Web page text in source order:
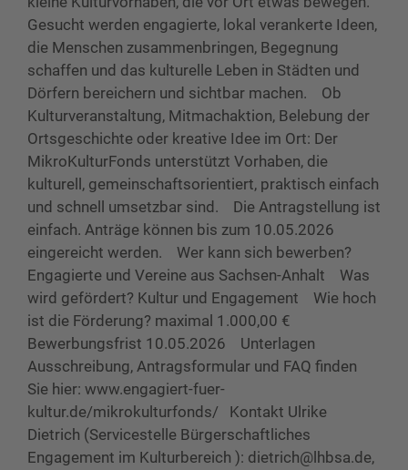
Gesucht werden engagierte, lokal verankerte Ideen,
die Menschen zusammenbringen, Begegnung
schaffen und das kulturelle Leben in Städten und
Dörfern bereichern und sichtbar machen. Ob
Kulturveranstaltung, Mitmachaktion, Belebung der
Ortsgeschichte oder kreative Idee im Ort: Der
MikroKulturFonds unterstützt Vorhaben, die
kulturell, gemeinschaftsorientiert, praktisch einfach
und schnell umsetzbar sind. Die Antragstellung ist
einfach. Anträge können bis zum 10.05.2026
eingereicht werden. Wer kann sich bewerben?
Engagierte und Vereine aus Sachsen-Anhalt Was
wird gefördert? Kultur und Engagement Wie hoch
ist die Förderung? maximal 1.000,00 €
Bewerbungsfrist 10.05.2026 Unterlagen
Ausschreibung, Antragsformular und FAQ finden
Sie hier: www.engagiert-fuer-
kultur.de/mikrokulturfonds/ Kontakt Ulrike
Dietrich (Servicestelle Bürgerschaftliches
Engagement im Kulturbereich ): dietrich@lhbsa.de,